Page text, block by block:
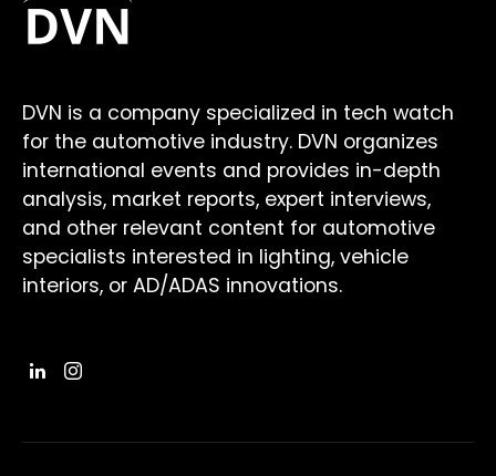
DVN is a company specialized in tech watch
for the automotive industry. DVN organizes
international events and provides in-depth
analysis, market reports, expert interviews,
and other relevant content for automotive
specialists interested in lighting, vehicle
interiors, or AD/ADAS innovations.